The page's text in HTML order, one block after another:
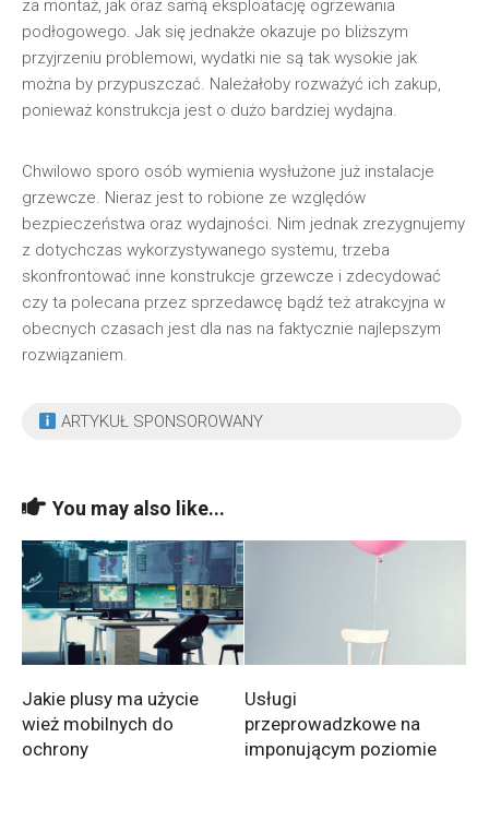
za montaż, jak oraz samą eksploatację ogrzewania
podłogowego. Jak się jednakże okazuje po bliższym
przyjrzeniu problemowi, wydatki nie są tak wysokie jak
można by przypuszczać. Należałoby rozważyć ich zakup,
ponieważ konstrukcja jest o dużo bardziej wydajna.
Chwilowo sporo osób wymienia wysłużone już instalacje
grzewcze. Nieraz jest to robione ze względów
bezpieczeństwa oraz wydajności. Nim jednak zrezygnujemy
z dotychczas wykorzystywanego systemu, trzeba
skonfrontować inne konstrukcje grzewcze i zdecydować
czy ta polecana przez sprzedawcę bądź też atrakcyjna w
obecnych czasach jest dla nas na faktycznie najlepszym
rozwiązaniem.
ARTYKUŁ SPONSOROWANY
You may also like...
Jakie plusy ma użycie
wież mobilnych do
ochrony
Usługi
przeprowadzkowe na
imponującym poziomie